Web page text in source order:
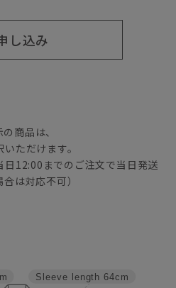
し込み
商品は、
ただけます。
日12:00までのご注文で当日発送
は対応不可）
Sleeve length 64cm